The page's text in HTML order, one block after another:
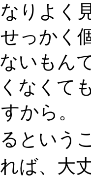
りよく
っかく
いもん
なくて
から。
という
ば、大